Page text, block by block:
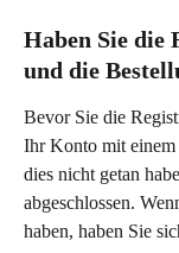
Haben Sie die
und die
Bevor Sie die
Ihr Konto mit einem
dies nicht getan
abgeschlossen.
haben, haben Sie